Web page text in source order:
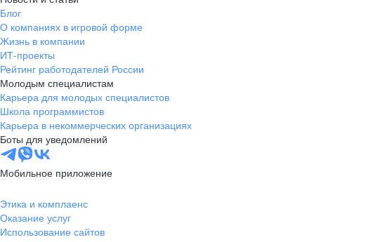
Блог
О компаниях в игровой форме
Жизнь в компании
ИТ-проекты
Рейтинг работодателей России
Молодым специалистам
Карьера для молодых специалистов
Школа программистов
Карьера в некоммерческих организациях
Боты для уведомлений
Мобильное приложение
Этика и комплаенс
Оказание услуг
Использование сайтов